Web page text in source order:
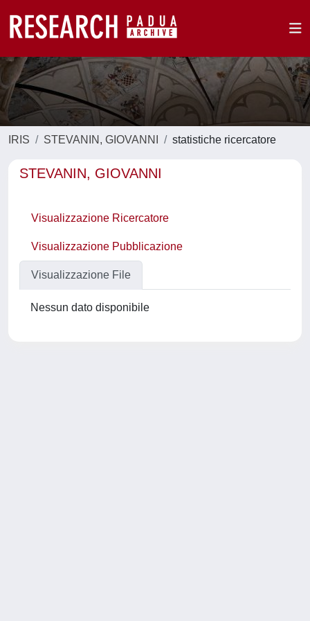
IRIS STEVANIN, GIOVANNI statistiche ricercatore
STEVANIN, GIOVANNI
Visualizzazione Ricercatore
Visualizzazione Pubblicazione
Visualizzazione File
Nessun dato disponibile